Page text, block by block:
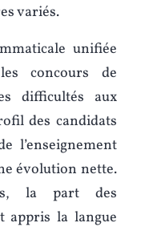
variés.
unifiée
concours de
difficultés aux
des candidats
l’enseignement
évolution nette.
la part des
appris la langue